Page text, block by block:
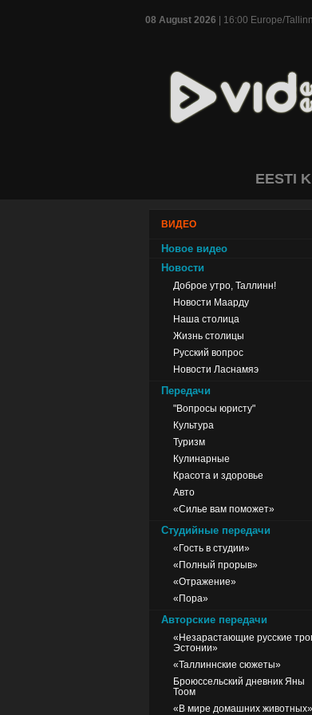
08 August 2026 | 16:00 Europe/Tallinn
EESTI
ВИДЕО
Новое видео
Новости
Доброе утро, Таллинн!
Новости Маарду
Наша столица
Жизнь столицы
Русский вопрос
Новости Ласнамяэ
Передачи
"Вопросы юристу"
Культура
Туризм
Кулинарные
Красота и здоровье
Авто
«Силье вам поможет»
Студийные передачи
«Гость в студии»
«Полный прорыв»
«Отражение»
«Пора»
Авторские передачи
«Незарастающие русские
Эстонии»
«Таллиннские сюжеты»
Броюссельский дневник Яны
Тоом
«В мире домашних животных»